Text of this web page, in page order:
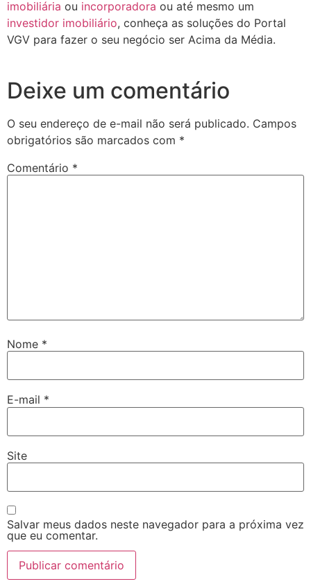
imobiliária ou incorporadora ou até mesmo um
investidor imobiliário, conheça as soluções do Portal
VGV para fazer o seu negócio ser Acima da Média.
Deixe um comentário
O seu endereço de e-mail não será publicado. Campos
obrigatórios são marcados com *
Comentário *
Nome *
E-mail *
Site
Salvar meus dados neste navegador para a próxima vez
que eu comentar.